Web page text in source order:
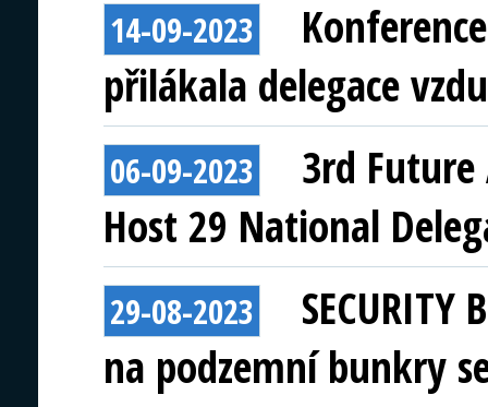
14-09-2023
přilákala delegace
06-09-2023
3rd Future
Host 29 National
29-08-2023
SECURITY
na podzemní bunkry